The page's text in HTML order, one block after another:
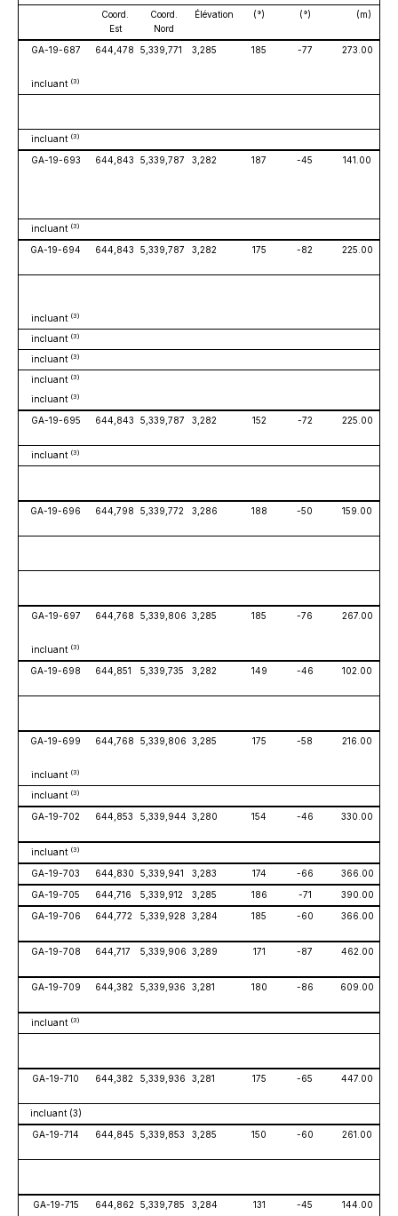
Coord.
Est
Coord.
Nord
Élévation (°) (°) (m)
GA-19-687 644,478 5,339,771 3,285 185 -77 273.00
incluant (3)
incluant (3)
GA-19-693
644,843 5,339,787 3,282 187 -45 141.00
incluant (3)
GA-19-694
644,843 5,339,787 3,282 175 -82 225.00
incluant (3)
incluant (3)
incluant (3)
incluant (3)
incluant (3)
GA-19-695
644,843 5,339,787 3,282 152 -72 225.00
incluant (3)
GA-19-696 644,798 5,339,772 3,286 188 -50 159.00
GA-19-697 644,768 5,339,806 3,285 185 -76 267.00
incluant (3)
GA-19-698
644,851 5,339,735 3,282 149 -46 102.00
GA-19-699 644,768 5,339,806 3,285 175 -58 216.00
incluant (3)
incluant (3)
GA-19-702
644,853 5,339,944 3,280 154 -46 330.00
incluant (3)
GA-19-703
644,830 5,339,941 3,283 174 -66 366.00
GA-19-705
644,716 5,339,912 3,285 186 -71 390.00
GA-19-706
644,772 5,339,928 3,284 185 -60 366.00
GA-19-708 644,717 5,339,906 3,289 171 -87 462.00
GA-19-709 644,382 5,339,936 3,281 180 -86 609.00
incluant (3)
GA-19-710 644,382 5,339,936 3,281 175 -65 447.00
incluant (3)
GA-19-714
644,845 5,339,853 3,285 150 -60 261.00
GA-19-715 644,862 5,339,785 3,284 131 -45 144.00